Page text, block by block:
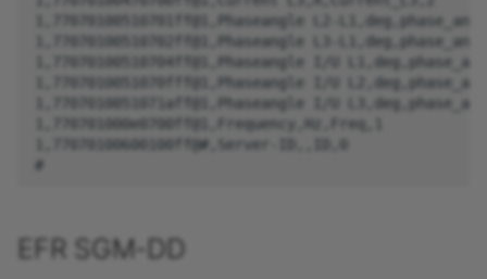
1,77070100510701ff@1,Phaseangle L2-
1,77070100510702ff@1,Phaseangle L3-
1,77070100510704ff@1,Phaseangle I/U
1,7707010051070fff@1,Phaseangle I/U
1,7707010051071aff@1,Phaseangle I/U
1,770701000e0700ff@1,Frequency,Hz,Freq,1
1,77070100600100ff@#,Server-ID,,ID,0
EFR SGM-DD